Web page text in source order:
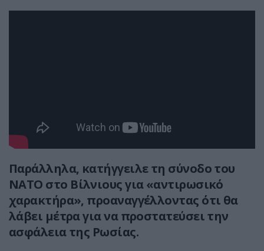
Παράλληλα, κατήγγειλε τη σύνοδο του
ΝΑΤΟ στο Βίλνιους για «αντιρωσικό
χαρακτήρα», προαναγγέλλοντας ότι θα
λάβει μέτρα για να προστατεύσει την
ασφάλεια της Ρωσίας.